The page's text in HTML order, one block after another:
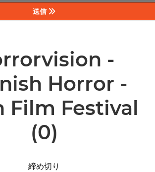
送信
-
Horror -
Film Festival
(0)
締め切り